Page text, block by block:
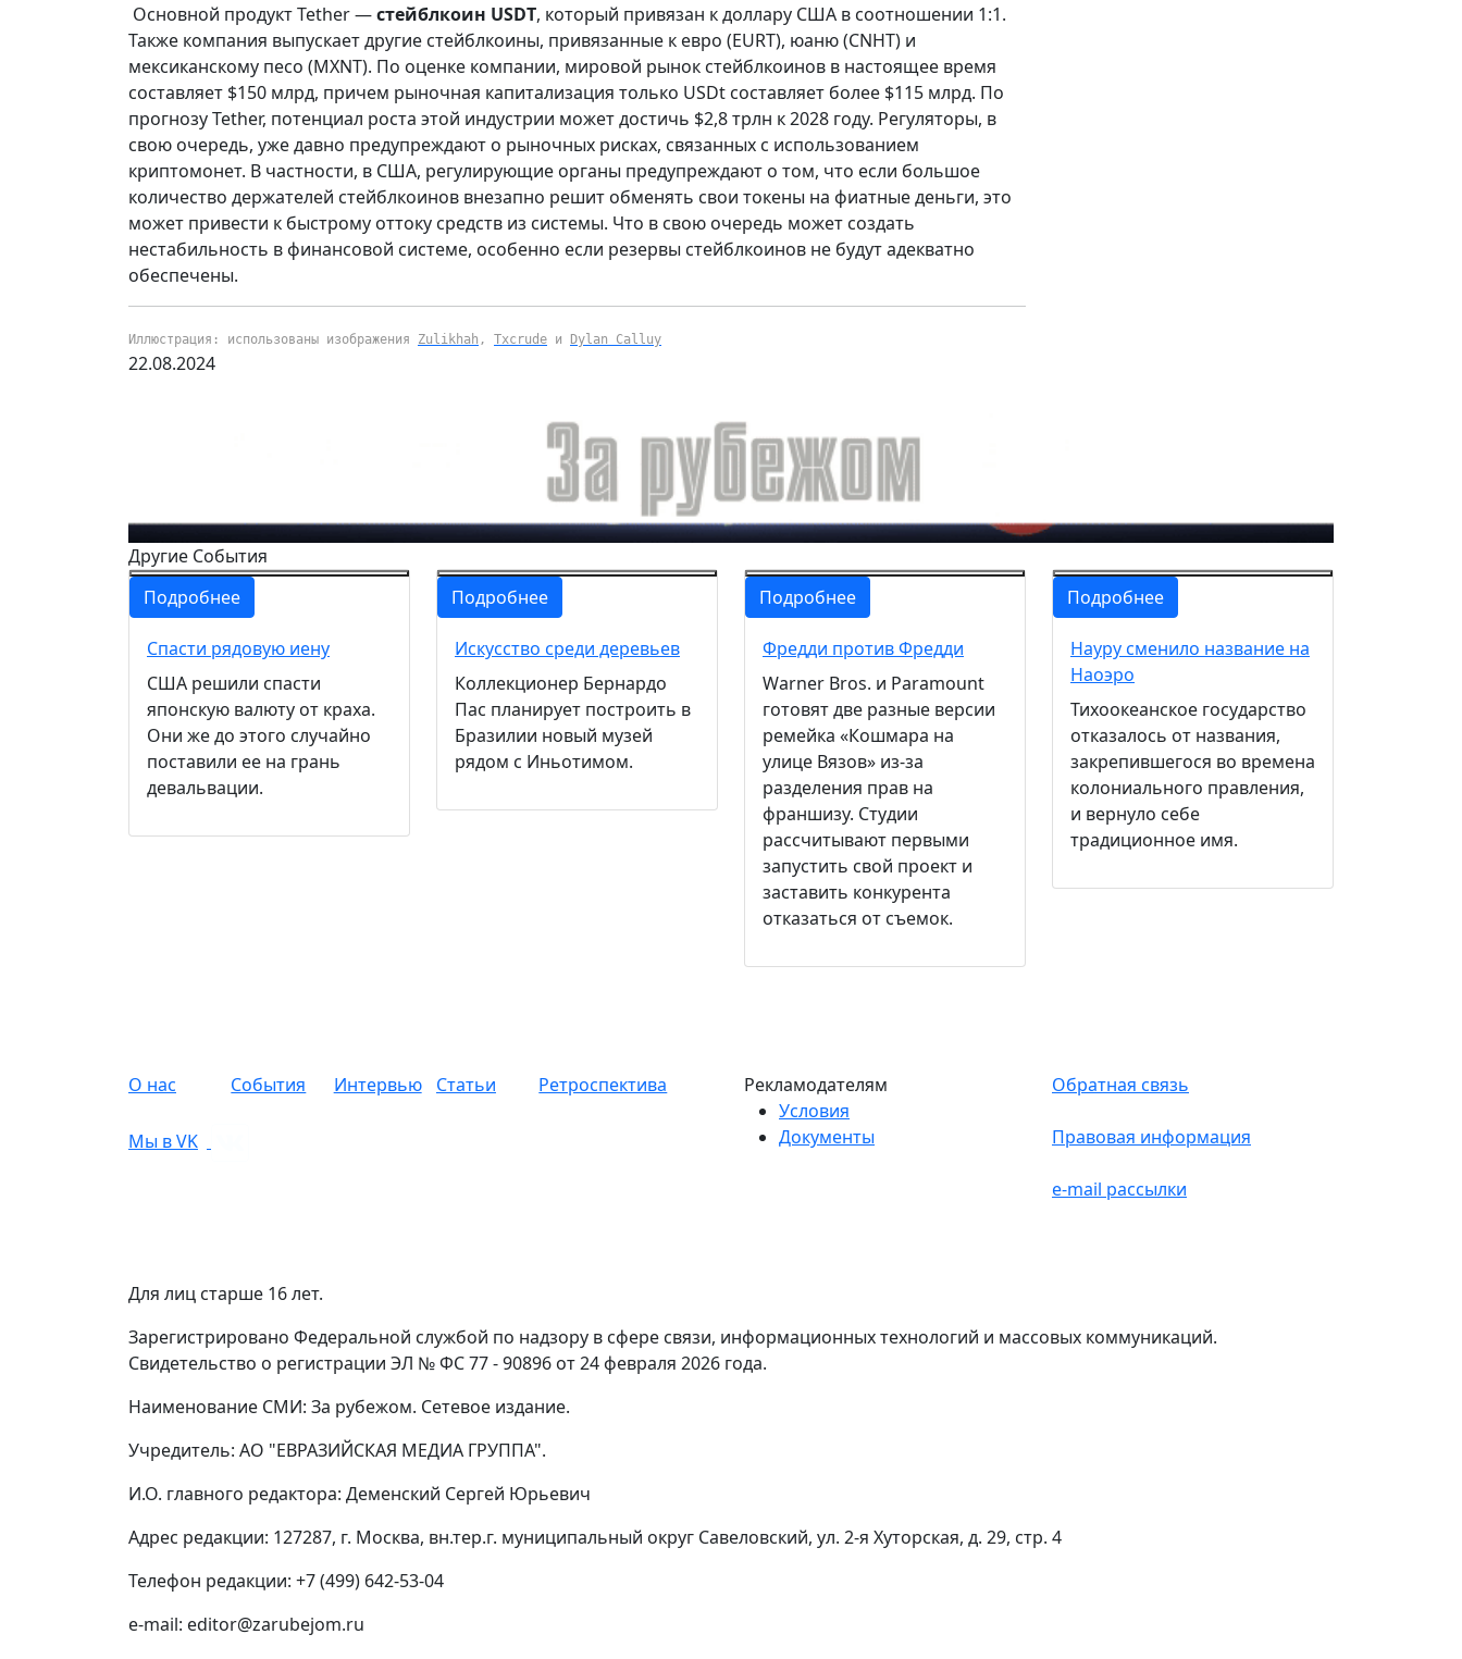
Основной продукт Tether —стейблкоин USDT, который привязан к доллару США в соотношении 1:1.
Также компания выпускает другие стейблкоины, привязанные к евро (EURT), юаню (CNHT) и
мексиканскому песо (MXNT). По оценке компании, мировой рынок стейблкоинов в настоящее время
составляет $150 млрд, причем рыночная капитализация только USDt составляет более $115 млрд. По
прогнозу Tether, потенциал роста этой индустрии может достичь $2,8 трлн к 2028 году. Регуляторы, в
свою очередь, уже давно предупреждают о рыночных рисках, связанных с использованием
криптомонет. В частности, в США, регулирующие органы предупреждают о том, что если большое
количество держателей стейблкоинов внезапно решит обменять свои токены на фиатные деньги, это
может привести к быстрому оттоку средств из системы. Что в свою очередь может создать
нестабильность в финансовой системе, особенно если резервы стейблкоинов не будут адекватно
обеспечены.
Иллюстрация: использованы изображения Zulikhah , Txcrude и Dylan Calluy
22.08.2024
Другие События
Подробнее
Спасти рядовую иену
США решили спасти
японскую валюту от краха.
Они же до этого случайно
поставили ее на грань
девальвации.
Подробнее
Искусство среди деревьев
Коллекционер Бернардо
Пас планирует построить в
Бразилии новый музей
рядом с Иньотимом.
Подробнее
Фредди против Фредди
Warner Bros. и Paramount
готовят две разные версии
ремейка «Кошмара на
улице Вязов» из-за
разделения прав на
франшизу. Студии
рассчитывают первыми
запустить свой проект и
заставить конкурента
отказаться от съемок.
Подробнее
Науру сменило название на
Наоэро
Тихоокеанское государство
отказалось от названия,
закрепившегося во времена
колониального правления,
и вернуло себе
традиционное имя.
О нас События Интервью Статьи Ретроспектива
Мы в VK
Рекламодателям
Условия
Документы
Обратная связь
Правовая информация
e-mail рассылки
Для лиц старше 16 лет.
Зарегистрировано Федеральной службой по надзору в сфере связи, информационных технологий и массовых коммуникаций.
Свидетельство о регистрации ЭЛ № ФС 77 - 90896 от 24 февраля 2026 года.
Наименование СМИ: За рубежом. Сетевое издание.
Учредитель: АО "ЕВРАЗИЙСКАЯ МЕДИА ГРУППА".
И.О. главного редактора: Деменский Сергей Юрьевич
Адрес редакции: 127287, г. Москва, вн.тер.г. муниципальный округ Савеловский, ул. 2-я Хуторская, д. 29, стр. 4
Телефон редакции: +7 (499) 642-53-04
e-mail: editor@zarubejom.ru